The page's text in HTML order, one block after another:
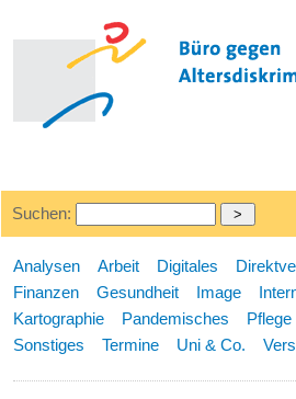
Suchen:
Analysen Arbeit Digitales
Finanzen
Gesundheit Image
Kartographie
Pandemisches Pflege
Sonstiges
Termine Uni & Co.